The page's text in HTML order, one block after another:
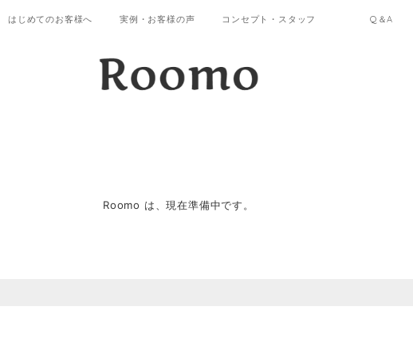
はじめてのお客様へ 実例・お客様の声 コンセプト・スタッフ Q＆A
Roomo は、現在準備中です。